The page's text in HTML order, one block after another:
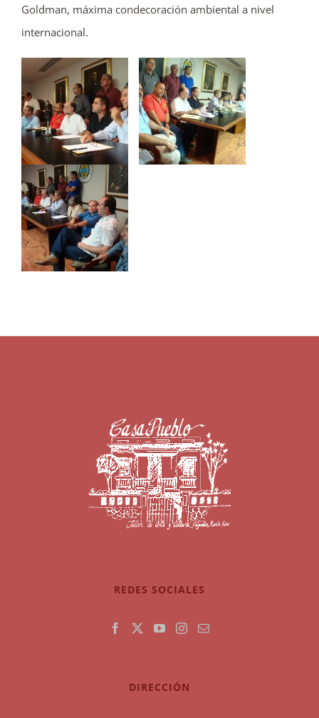
Goldman, máxima condecoración ambiental a nivel
internacional.
REDES SOCIALES
DIRECCIÓN